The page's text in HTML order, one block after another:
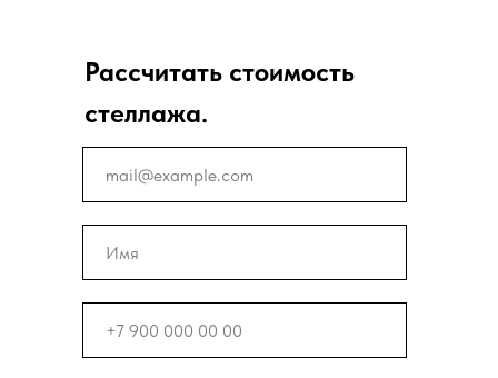
Рассчитать стоимость
стеллажа.